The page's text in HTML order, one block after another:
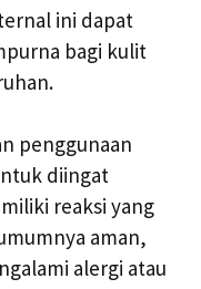
ini dapat
bagi kulit
penggunaan
diingat
reaksi yang
aman,
alergi atau